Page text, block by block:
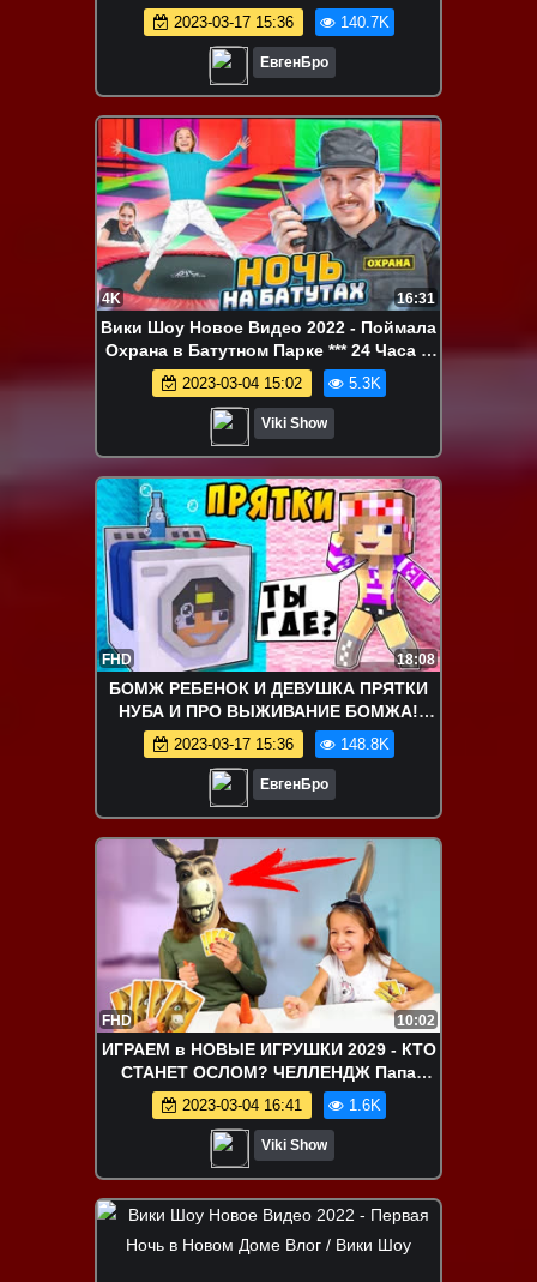
ВИДЕО ТРОЛЛИНГ ЛОВУШКА
MINECRAFT
2023-03-17 15:36 140.7K
ЕвгенБро
4K 16:31
Вики Шоу Новое Видео 2022 - Поймала
Охрана в Батутном Парке *** 24 Часа в
Торговом Центре / Вики Шоу
2023-03-04 15:02 5.3K
Viki Show
FHD 18:08
БОМЖ РЕБЕНОК И ДЕВУШКА ПРЯТКИ
НУБА И ПРО ВЫЖИВАНИЕ БОМЖА!
МАЙНКРАФТ В РЕАЛЬНОЙ ЖИЗНИ
ВИДЕО ТРОЛЛИНГ
2023-03-17 15:36 148.8K
ЕвгенБро
FHD 10:02
ИГРАЕМ в НОВЫЕ ИГРУШКИ 2029 - КТО
СТАНЕТ ОСЛОМ? ЧЕЛЛЕНДЖ Папа
ПРОТИВ Девочек КТО Споет Ослиную
Песню / Вики Шоу
2023-03-04 16:41 1.6K
Viki Show